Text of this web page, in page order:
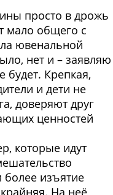
просто в дрожь
мало общего с
ювенальной
нет и – заявляю
будет. Крепкая,
и дети не
доверяют друг
ценностей
которые идут
более изъятие
На неё